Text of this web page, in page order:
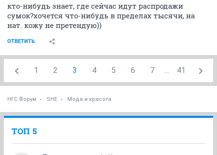
кто-нибудь знает, где сейчас идут распродажи
сумок?хочется что-нибудь в пределах тысячи, на
нат. кожу не претендую))
ОТВЕТИТЬ
1 2 3 4 5 6 7 ... 41
НГС.Форум SHE Мода и красота
ТОП 5